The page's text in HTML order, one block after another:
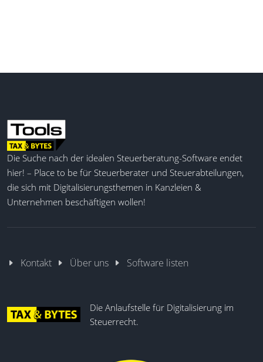
Die Suche nach der idealen Steuerberatung-Software endet
hier! – Place to be für Steuerberater und Steuerabteilungen,
die sich mit Digitalisierungsthemen in Kanzleien &
Unternehmen beschäftigen wollen!
Kontakt Über uns Software listen
Die Anlaufstelle für Digitalisierung im
Steuerrecht.